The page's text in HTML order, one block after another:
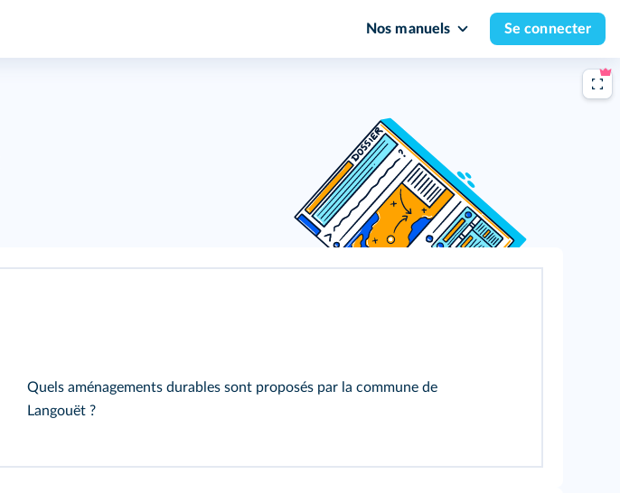
Nos manuels Se connecter
Quels aménagements durables sont proposés par la commune de
Langouët ?